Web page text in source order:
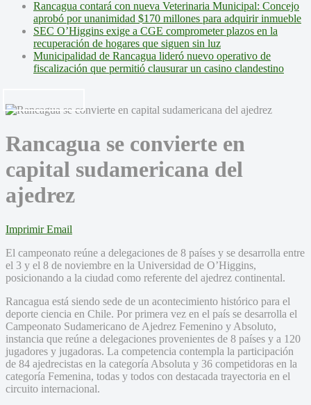
Rancagua contará con nueva Veterinaria Municipal: Concejo
aprobó por unanimidad $170 millones para adquirir inmueble
SEC O’Higgins exige a CGE comprometer plazos en la
recuperación de hogares que siguen sin luz
Municipalidad de Rancagua lideró nuevo operativo de
fiscalización que permitió clausurar un casino clandestino
Rancagua se convierte en
capital sudamericana del
ajedrez
Imprimir Email
El campeonato reúne a delegaciones de 8 países y se desarrolla entre
el 3 y el 8 de noviembre en la Universidad de O’Higgins,
posicionando a la ciudad como referente del ajedrez continental.
Rancagua está siendo sede de un acontecimiento histórico para el
deporte ciencia en Chile. Por primera vez en el país se desarrolla el
Campeonato Sudamericano de Ajedrez Femenino y Absoluto,
instancia que reúne a delegaciones provenientes de 8 países y a 120
jugadores y jugadoras. La competencia contempla la participación
de 84 ajedrecistas en la categoría Absoluta y 36 competidoras en la
categoría Femenina, todas y todos con destacada trayectoria en el
circuito internacional.